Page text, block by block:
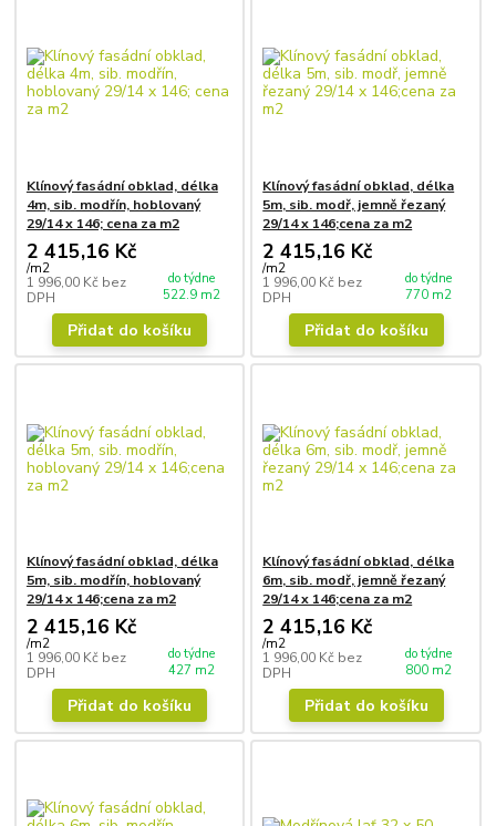
Klínový fasádní obklad, délka
4m, sib. modřín, hoblovaný
29/14 x 146; cena za m2
2 415,16 Kč
/m2
1 996,00 Kč bez
DPH
do týdne
522.9 m2
Přidat do košíku
Klínový fasádní obklad, délka
5m, sib. modř, jemně řezaný
29/14 x 146;cena za m2
2 415,16 Kč
/m2
1 996,00 Kč bez
DPH
do týdne
770 m2
Přidat do košíku
Klínový fasádní obklad, délka
5m, sib. modřín, hoblovaný
29/14 x 146;cena za m2
2 415,16 Kč
/m2
1 996,00 Kč bez
DPH
do týdne
427 m2
Přidat do košíku
Klínový fasádní obklad, délka
6m, sib. modř, jemně řezaný
29/14 x 146;cena za m2
2 415,16 Kč
/m2
1 996,00 Kč bez
DPH
do týdne
800 m2
Přidat do košíku